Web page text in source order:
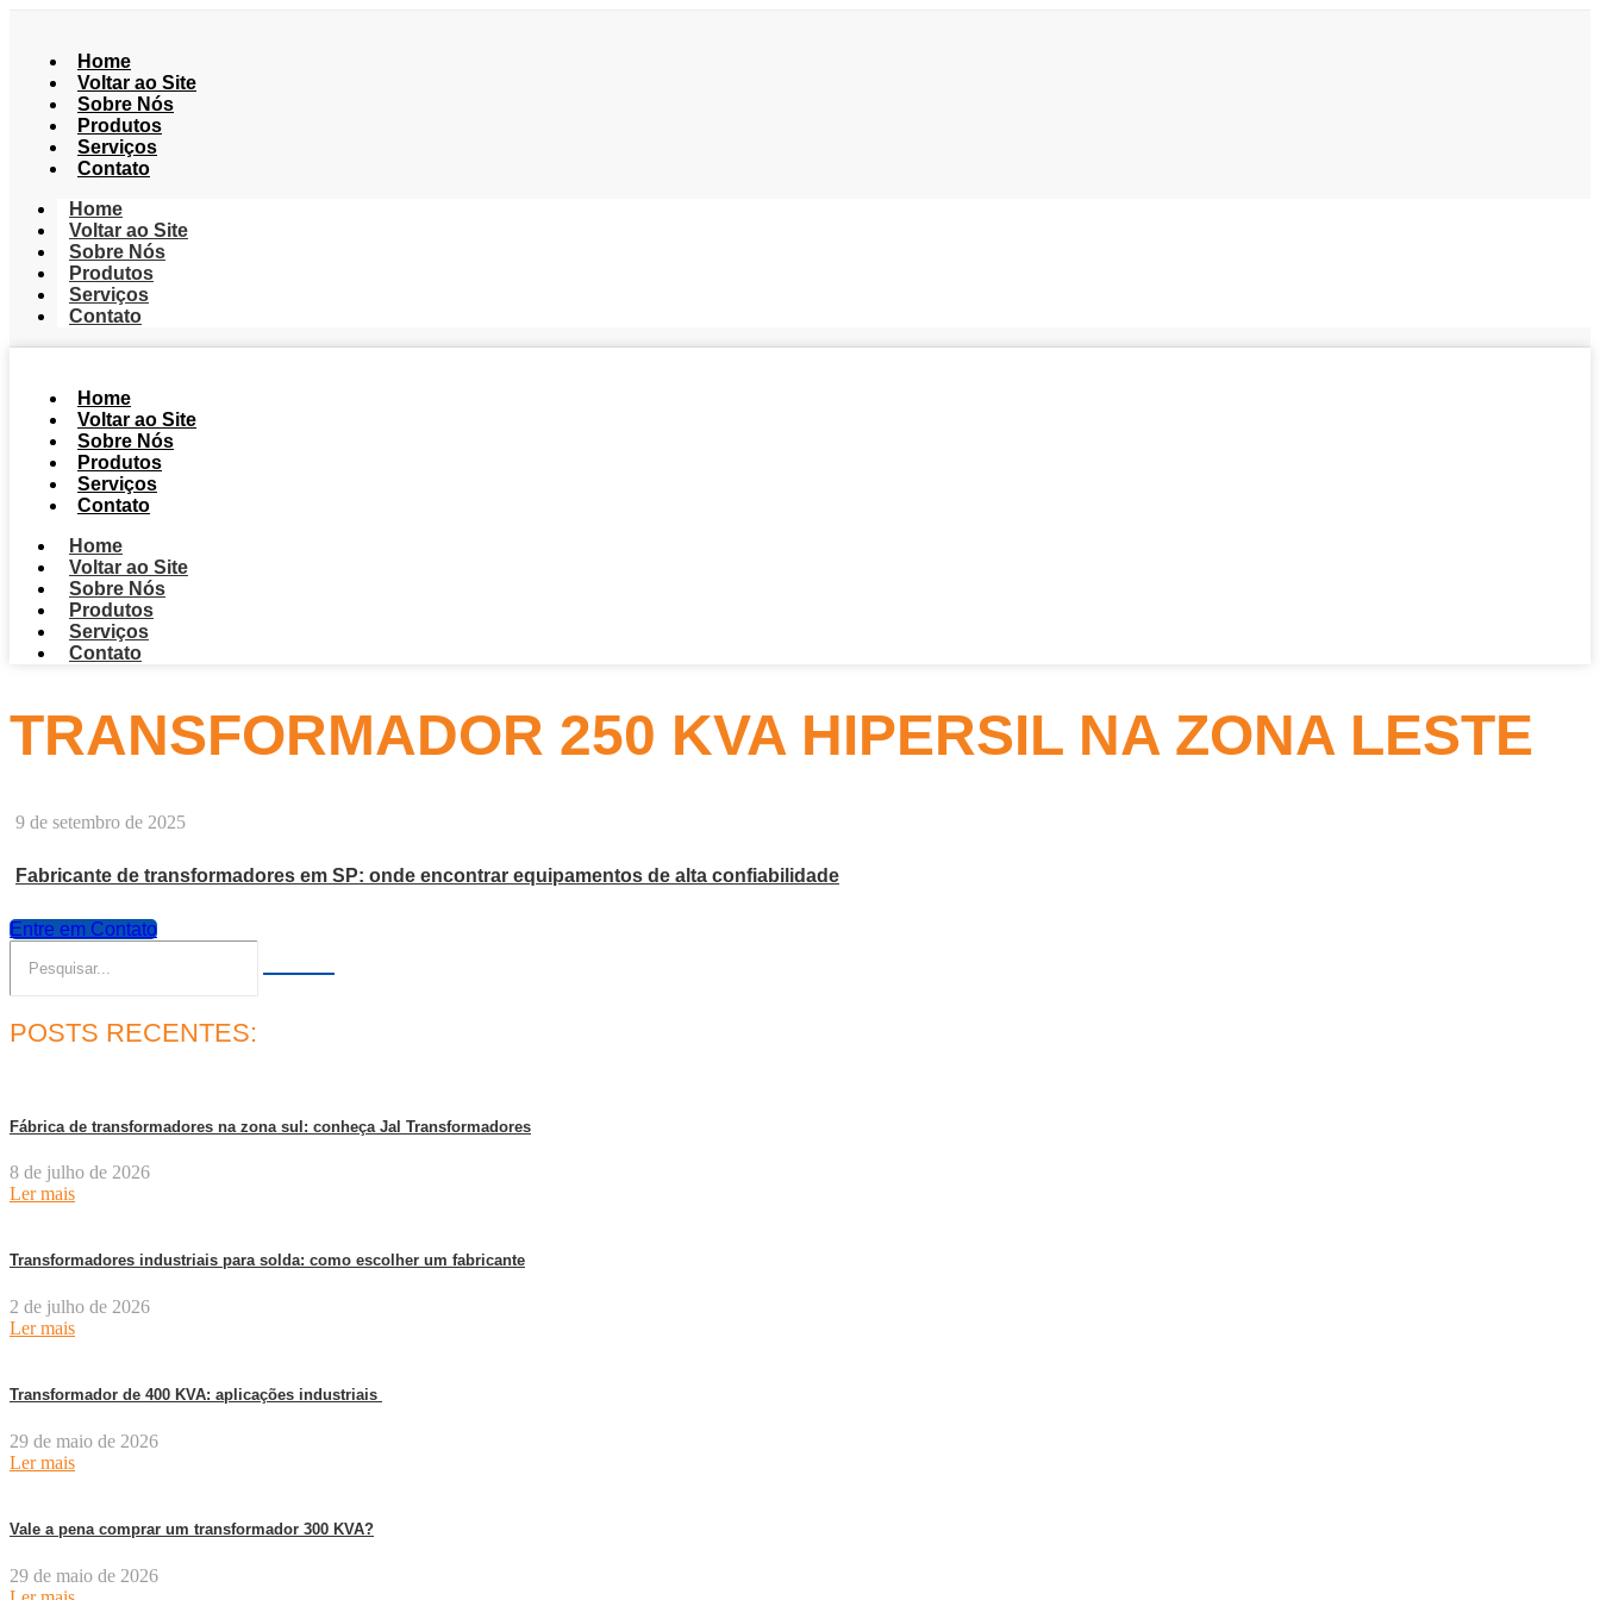
Home
Voltar ao Site
Sobre Nós
Produtos
Serviços
Contato
Home
Voltar ao Site
Sobre Nós
Produtos
Serviços
Contato
Home
Voltar ao Site
Sobre Nós
Produtos
Serviços
Contato
Home
Voltar ao Site
Sobre Nós
Produtos
Serviços
Contato
TRANSFORMADOR 250 KVA HIPERSIL NA ZONA LESTE
9 de setembro de 2025
Fabricante de transformadores em SP: onde encontrar equipamentos de alta confiabilidade
Entre em Contato
POSTS RECENTES:
Fábrica de transformadores na zona sul: conheça Jal Transformadores
8 de julho de 2026
Ler mais
Transformadores industriais para solda: como escolher um fabricante
2 de julho de 2026
Ler mais
Transformador de 400 KVA: aplicações industriais
29 de maio de 2026
Ler mais
Vale a pena comprar um transformador 300 KVA?
29 de maio de 2026